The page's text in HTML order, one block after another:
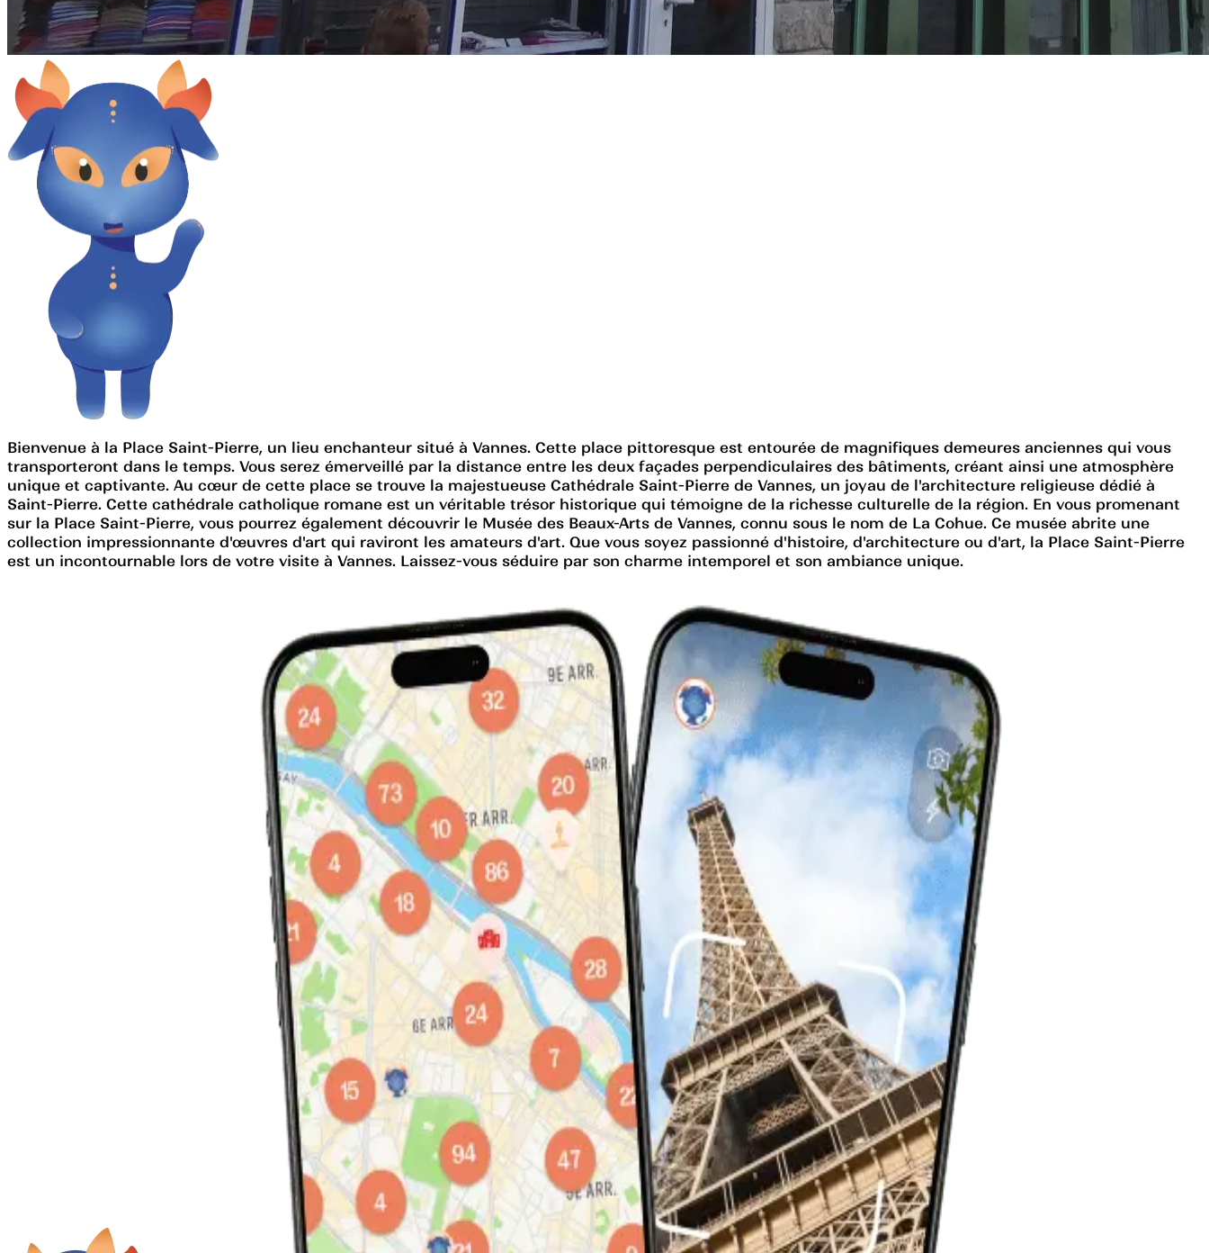
Bienvenue à la Place Saint-Pierre, un lieu enchanteur situé à Vannes. Cette place pittoresque est entourée de magnifiques demeures anciennes qui vous
transporteront dans le temps. Vous serez émerveillé par la distance entre les deux façades perpendiculaires des bâtiments, créant ainsi une atmosphère
unique et captivante. Au cœur de cette place se trouve la majestueuse Cathédrale Saint-Pierre de Vannes, un joyau de l'architecture religieuse dédié à
Saint-Pierre. Cette cathédrale catholique romane est un véritable trésor historique qui témoigne de la richesse culturelle de la région. En vous promenant
sur la Place Saint-Pierre, vous pourrez également découvrir le Musée des Beaux-Arts de Vannes, connu sous le nom de La Cohue. Ce musée abrite une
collection impressionnante d'œuvres d'art qui raviront les amateurs d'art. Que vous soyez passionné d'histoire, d'architecture ou d'art, la Place Saint-Pierre
est un incontournable lors de votre visite à Vannes. Laissez-vous séduire par son charme intemporel et son ambiance unique.